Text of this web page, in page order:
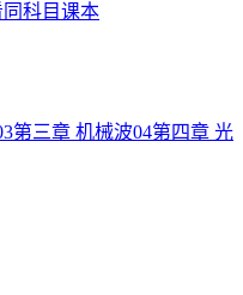
科目课本
第三章 机械波04第四章 光